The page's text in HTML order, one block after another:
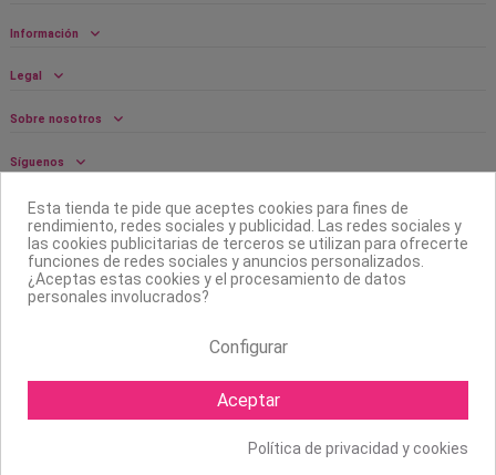
Información
Legal
Sobre nosotros
Síguenos
Boletín
Esta tienda te pide que aceptes cookies para fines de
rendimiento, redes sociales y publicidad. Las redes sociales y
las cookies publicitarias de terceros se utilizan para ofrecerte
funciones de redes sociales y anuncios personalizados.
¿Aceptas estas cookies y el procesamiento de datos
personales involucrados?
Configurar
Aceptar
Política de privacidad y cookies